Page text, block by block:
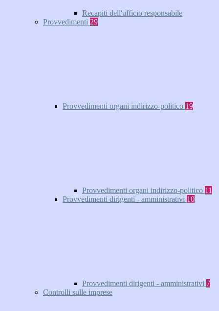
Recapiti dell'ufficio responsabile
Provvedimenti 29
Provvedimenti organi indirizzo-politico 19
Provvedimenti organi indirizzo-politico 11
Provvedimenti dirigenti - amministrativi 10
Provvedimenti dirigenti - amministrativi 7
Controlli sulle imprese